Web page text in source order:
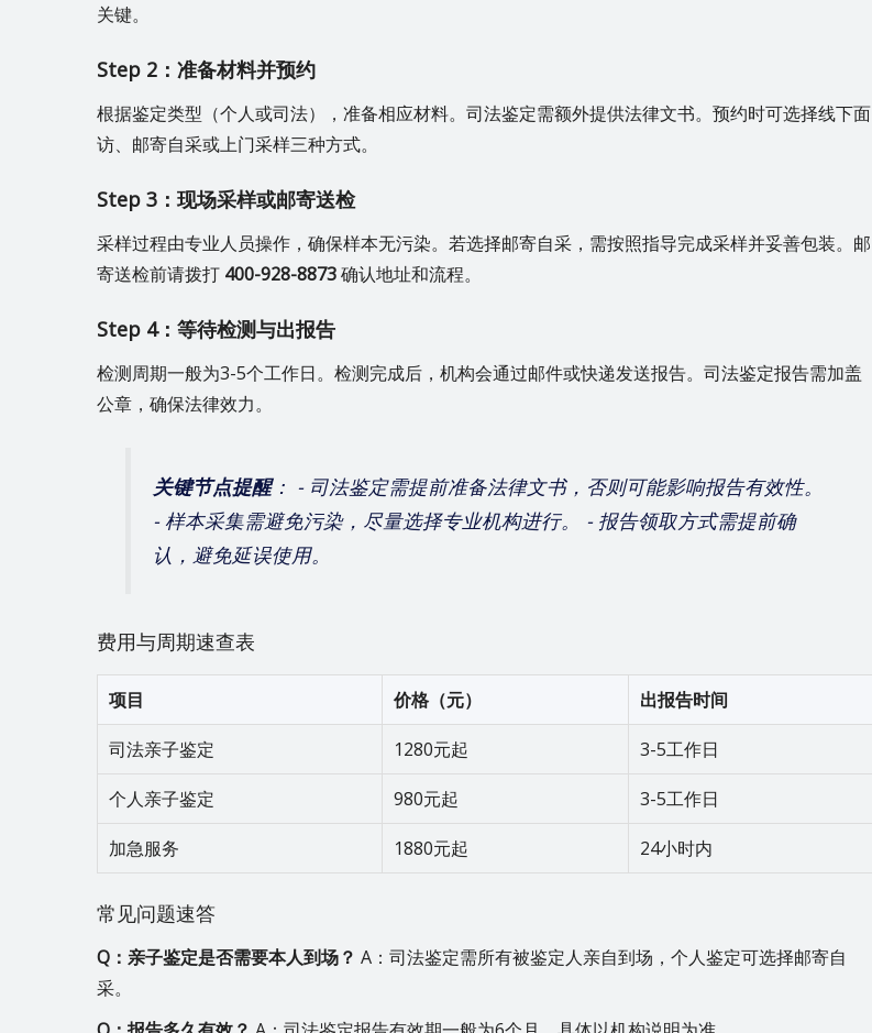
关键。
Step 2：准备材料并预约
根据鉴定类型（个人或司法），准备相应材料。司法鉴定需额外提供法律文书。预约时可选择线下面
访、邮寄自采或上门采样三种方式。
Step 3：现场采样或邮寄送检
采样过程由专业人员操作，确保样本无污染。若选择邮寄自采，需按照指导完成采样并妥善包装。邮
寄送检前请拨打 400-928-8873确认地址和流程。
Step 4：等待检测与出报告
检测周期一般为3-5个工作日。检测完成后，机构会通过邮件或快递发送报告。司法鉴定报告需加盖
公章，确保法律效力。
关键节点提醒： - 司法鉴定需提前准备法律文书，否则可能影响报告有效性。
- 样本采集需避免污染，尽量选择专业机构进行。 - 报告领取方式需提前确
认，避免延误使用。
费用与周期速查表
项目 价格（元） 出报告时间
司法亲子鉴定 1280元起 3-5工作日
个人亲子鉴定 980元起 3-5工作日
加急服务 1880元起 24小时内
常见问题速答
Q：亲子鉴定是否需要本人到场？ A：司法鉴定需所有被鉴定人亲自到场，个人鉴定可选择邮寄自
采。